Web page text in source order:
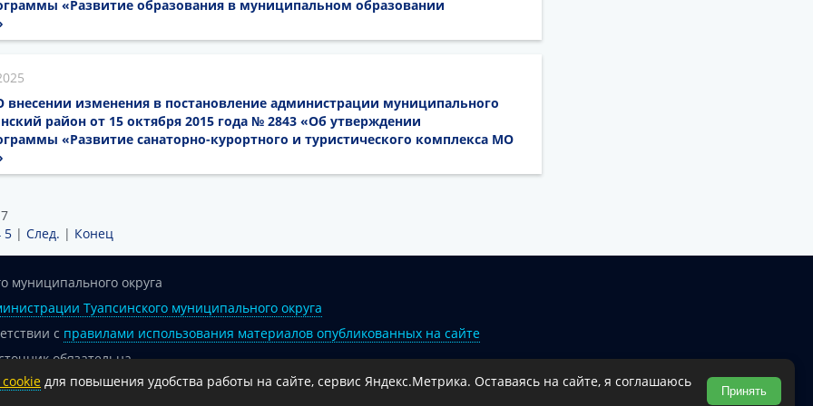
«Развитие образования в муниципальном образовании
внесении изменения в постановление администрации муниципального
район от 15 октября 2015 года № 2843 «Об утверждении
«Развитие санаторно-курортного и туристического комплекса МО
5| След. | Конец
муниципального округа
Туапсинского муниципального округа
с правилами использования материалов опубликованных на сайте
обязательна.
на официальный интернет-портал администрации Туапсинского муниципального округа.
для повышения удобства работы на сайте, сервис Яндекс.Метрика. Оставаясь на сайте, я соглашаюсь
Принять